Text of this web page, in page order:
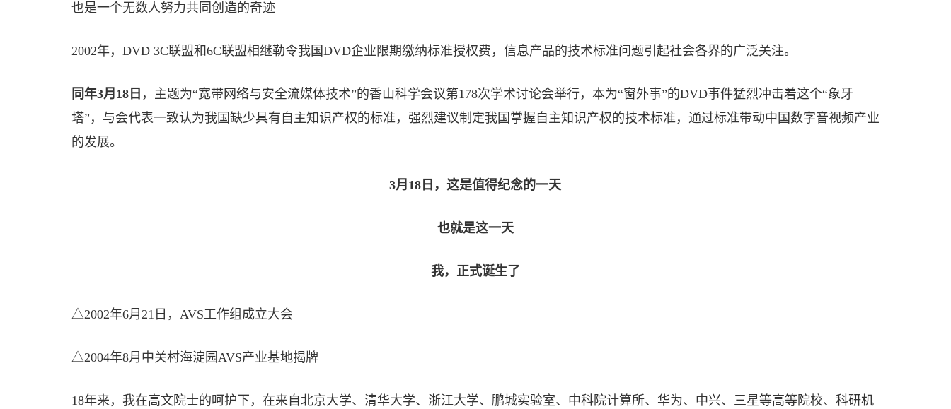
也是一个无数人努力共同创造的奇迹
2002年，DVD 3C联盟和6C联盟相继勒令我国DVD企业限期缴纳标准授权费，信息产品的技术标准问题引起社会各界的广泛关注。
同年3月18日 ，主题为“宽带网络与安全流媒体技术”的香山科学会议第178次学术讨论会举行，本为“窗外事”的DVD事件猛烈冲击着这个“象牙
塔”，与会代表一致认为我国缺少具有自主知识产权的标准，强烈建议制定我国掌握自主知识产权的技术标准，通过标准带动中国数字音视频产业
的发展。
3月18日，这是值得纪念的一天
也就是这一天
我，正式诞生了
△2002年6月21日，AVS工作组成立大会
△2004年8月中关村海淀园AVS产业基地揭牌
18年来，我在高文院士的呵护下，在来自北京大学、清华大学、浙江大学、鹏城实验室、中科院计算所、华为、中兴、三星等高等院校、科研机